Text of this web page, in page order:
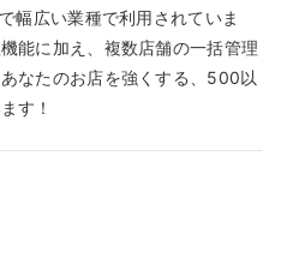
幅広い業種で利用されていま
能に加え、複数店舗の一括管理
なたのお店を強くする、500以
す！